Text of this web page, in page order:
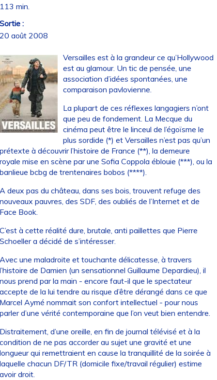
min.
:
août 2008
Versailles est à la grandeur ce qu’Hollywood
est au glamour. Un tic de pensée, une
association d’idées spontanées, une
comparaison pavlovienne.
La plupart de ces réflexes langagiers n’ont
que peu de fondement. La Mecque du
cinéma peut être le linceul de l’égoïsme le
plus sordide (*) et Versailles n’est pas qu’un
à découvrir l’histoire de France (**), la demeure
mise en scène par une Sofia Coppola éblouie (***), ou la
bcbg de trentenaires bobos (****).
deux pas du château, dans ses bois, trouvent refuge des
pauvres, des SDF, des oubliés de l’Internet et de
Book.
à cette réalité dure, brutale, anti paillettes que Pierre
a décidé de s’intéresser.
une maladroite et touchante délicatesse, à travers
de Damien (un sensationnel Guillaume Depardieu), il
prend par la main - encore faut-il que le spectateur
de la lui tendre au risque d’être dérangé dans ce que
Aymé nommait son confort intellectuel - pour nous
d’une vérité contemporaine que l’on veut bien entendre.
d’une oreille, en fin de journal télévisé et à la
de ne pas accorder au sujet une gravité et une
qui remettraient en cause la tranquillité de la soirée à
chacun DF/TR (domicile fixe/travail régulier) estime
droit.